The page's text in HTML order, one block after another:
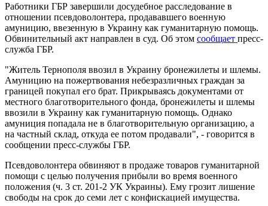
Работники ГБР завершили досудебное расследование в
отношении псевдоволонтера, продававшего военную
амуницию, ввезенную в Украину как гуманитарную помощь.
Обвинительный акт направлен в суд. Об этом сообщает пресс-
служба ГБР.
"Житель Тернополя ввозил в Украину бронежилеты и шлемы.
Амуницию на пожертвования небезразличных граждан за
границей покупал его брат. Прикрываясь документами от
местного благотворительного фонда, бронежилеты и шлемы
ввозили в Украину как гуманитарную помощь. Однако
амуниция попадала не в благотворительную организацию, а
на частный склад, откуда ее потом продавали", - говорится в
сообщении пресс-службы ГБР.
Псевдоволонтера обвиняют в продаже товаров гуманитарной
помощи с целью получения прибыли во время военного
положения (ч. 3 ст. 201-2 УК Украины). Ему грозит лишение
свободы на срок до семи лет с конфискацией имущества.